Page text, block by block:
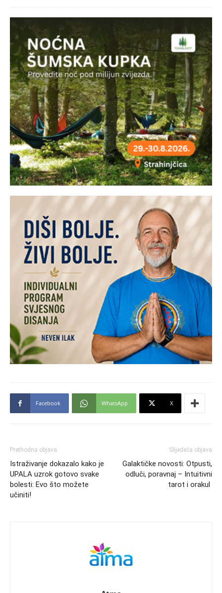
Facebook WhatsApp X
Prethodna objava
Istraživanje dokazalo kako je
UPALA uzrok gotovo svake
bolesti: Evo što možete
učiniti!
Slijedeća objava
Galaktičke novosti: Otpusti,
odluči, poravnaj – Intuitivni
tarot i orakul